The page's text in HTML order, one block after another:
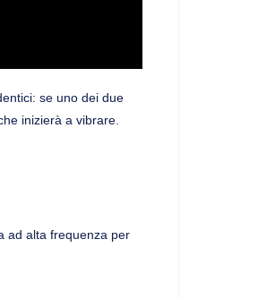
se uno dei due
inizierà a vibrare.
ad alta frequenza per